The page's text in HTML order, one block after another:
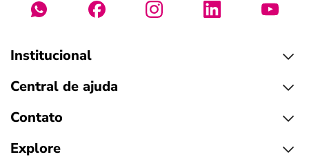
Institucional
Central de ajuda
Contato
Explore